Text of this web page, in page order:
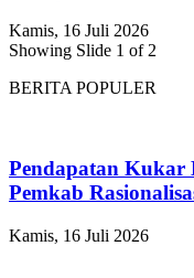
Kamis, 16 Juli 2026
Showing Slide 1 of 2
BERITA POPULER
Pendapatan Kukar
Pemkab
Kamis, 16 Juli 2026